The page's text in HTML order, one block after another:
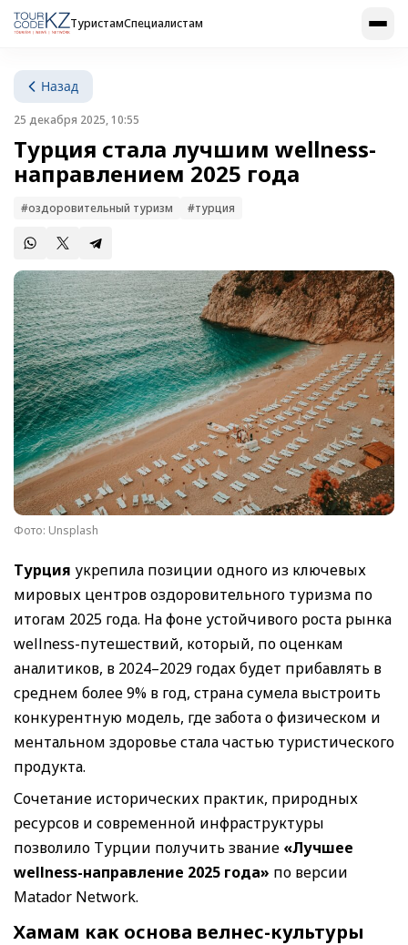
ТуристамСпециалистам
Назад
25 декабря 2025, 10:55
Турция стала лучшим wellness-
направлением 2025 года
#оздоровительный туризм #турция
Фото: Unsplash
Турция укрепила позиции одного из ключевых
мировых центров оздоровительного туризма по
итогам 2025 года. На фоне устойчивого роста рынка
wellness-путешествий, который, по оценкам
аналитиков, в 2024–2029 годах будет прибавлять в
среднем более 9% в год, страна сумела выстроить
конкурентную модель, где забота о физическом и
ментальном здоровье стала частью туристического
продукта.
Сочетание исторических практик, природных
ресурсов и современной инфраструктуры
позволило Турции получить звание «Лучшее
wellness-направление 2025 года» по версии
Matador Network.
Хамам как основа велнес-культуры